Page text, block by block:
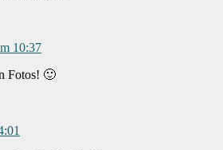
10:37
Fotos! 🙂